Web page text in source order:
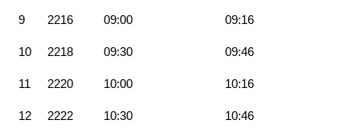
9 2216 09:00 09:16
10 2218 09:30 09:46
11 2220 10:00 10:16
12 2222 10:30 10:46